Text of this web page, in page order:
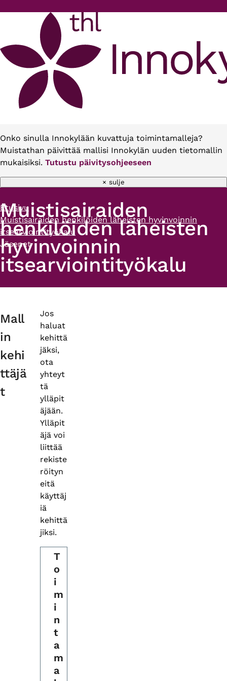
Onko sinulla Innokylään kuvattuja toimintamalleja?
Muistathan päivittää mallisi Innokylän uuden tietomallin
mukaisiksi. Tutustu päivitysohjeeseen
× sulje
Murupolku
Etusivu
Muistisairaiden henkilöiden läheisten hyvinvoinnin
itsearviointityökalu
Jäsenet
Muistisairaiden
henkilöiden läheisten
hyvinvoinnin
itsearviointityökalu
Primary
tabs
Mall
in
kehi
ttäjä
t
Jos
haluat
kehittä
jäksi,
ota
yhteyt
tä
ylläpit
äjään.
Ylläpit
äjä voi
liittää
rekiste
röityn
eitä
käyttäj
iä
kehittä
jiksi.
T
o
i
m
i
n
t
a
m
a